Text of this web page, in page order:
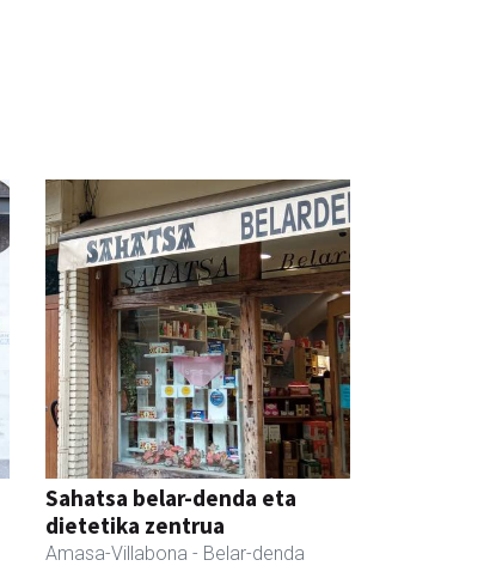
Sahatsa belar-denda eta
dietetika zentrua
Amasa-Villabona - Belar-denda